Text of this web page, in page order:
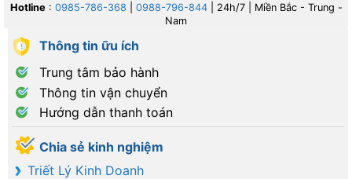
Hotline: 0985-786-368 0988-796-844| 24h/7 | Miền Bắc - Trung -
Nam
Thông tin ữu ích
Trung tâm bảo hành
Thông tin vận chuyển
Hướng dẫn thanh toán
Chia sẻ kinh nghiệm
Triết Lý Kinh Doanh